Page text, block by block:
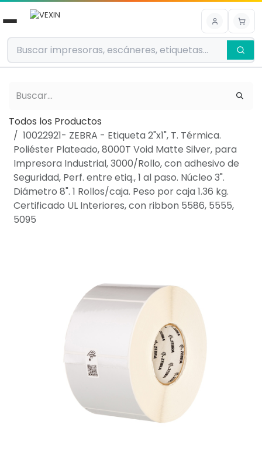
Ir al contenido
Todos los Productos
10022921- ZEBRA - Etiqueta 2"x1", T. Térmica.
Poliéster Plateado, 8000T Void Matte Silver, para
Impresora Industrial, 3000/Rollo, con adhesivo de
Seguridad, Perf. entre etiq., 1 al paso. Núcleo 3".
Diámetro 8". 1 Rollos/caja. Peso por caja 1.36 kg.
Certificado UL Interiores, con ribbon 5586, 5555,
5095